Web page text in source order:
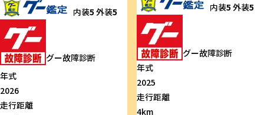
内装5 外装5
グー故障診断
年式
2026
走行距離
内装5 外装5
グー故障診断
年式
2025
走行距離
4km